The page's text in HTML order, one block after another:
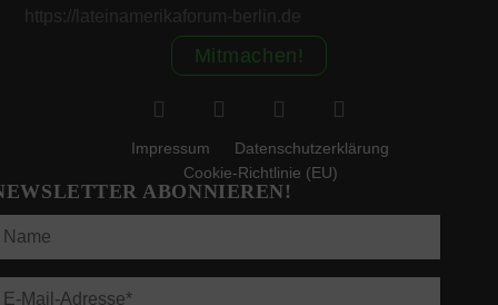
https://lateinamerikaforum-berlin.de
Mitmachen!
Impressum
Datenschutzerklärung
Cookie-Richtlinie (EU)
ABONNIEREN!